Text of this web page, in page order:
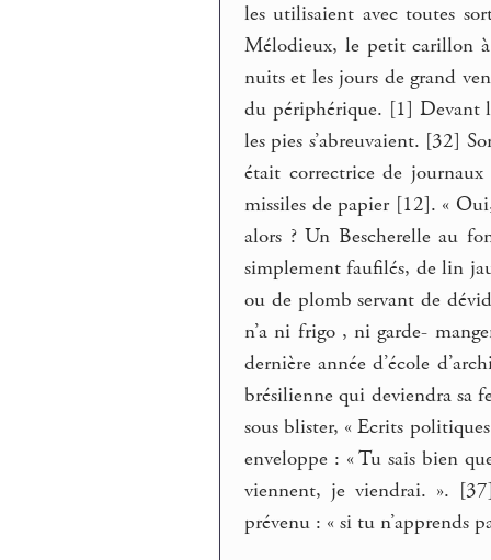
les utilisaient avec toutes
Mélodieux, le petit carillon
nuits et les jours de grand
du périphérique. [1] Devant
les pies s’abreuvaient. [32]
était correctrice de
missiles de papier [12]. «
alors ? Un Bescherelle au
simplement faufilés, de lin
ou de plomb servant de
n’a ni frigo , ni garde-
dernière année d’école
brésilienne qui deviendra sa
sous blister, « Ecrits
enveloppe : « Tu sais bien
viennent, je viendrai. ».
prévenu : « si tu n’apprends